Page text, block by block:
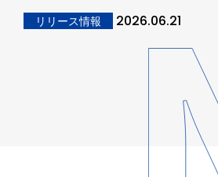
リリース情報 2026.06.21